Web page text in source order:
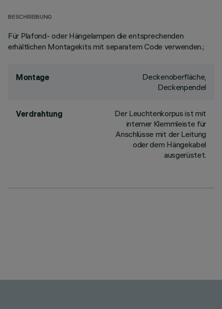
BESCHREIBUNG
Für Plafond- oder Hängelampen die entsprechenden
erhältlichen Montagekits mit separatem Code verwenden.;
Montage
Deckenoberfläche,
Deckenpendel
Verdrahtung
Der Leuchtenkorpus ist mit
interner Klemmleiste für
Anschlüsse mit der Leitung
oder dem Hängekabel
ausgerüstet.